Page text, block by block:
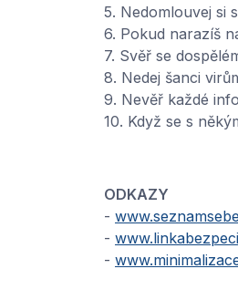
5. Nedomlouvej si
6. Pokud narazíš
7. Svěř se
8. Nedej šanci
9. Nevěř každé
10. Když se s
ODKAZY
-
-
-